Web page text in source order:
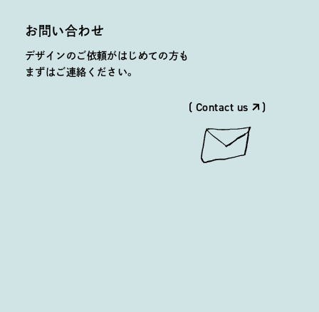
お問い合わせ
デザインのご依頼がはじめての方も
まずはご連絡ください。
( Contact us )